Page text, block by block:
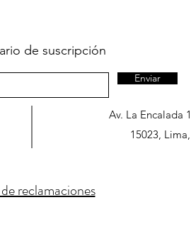
de suscripción
Enviar
Av. La Encalada
15023,
reclamaciones